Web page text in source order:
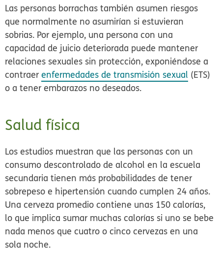
Las personas borrachas también asumen riesgos
que normalmente no asumirían si estuvieran
sobrias. Por ejemplo, una persona con una
capacidad de juicio deteriorada puede mantener
relaciones sexuales sin protección, exponiéndose a
contraerenfermedades de transmisión sexual (ETS)
o a tener embarazos no deseados.
Salud física
Los estudios muestran que las personas con un
consumo descontrolado de alcohol en la escuela
secundaria tienen más probabilidades de tener
sobrepeso e hipertensión cuando cumplen 24 años.
Una cerveza promedio contiene unas 150 calorías,
lo que implica sumar muchas calorías si uno se bebe
nada menos que cuatro o cinco cervezas en una
sola noche.